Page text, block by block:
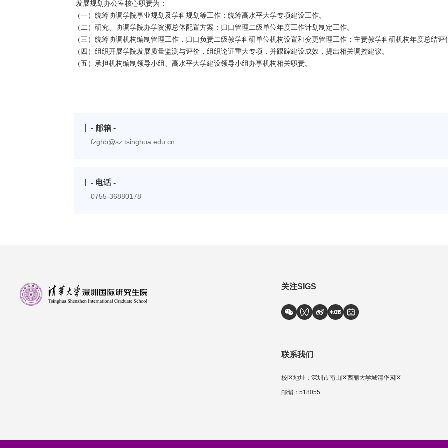
发展规划办公室核心职责为：
（一）统筹协调学院事业规划及学科规划等工作；统筹高水平大学专项建设工作。
（二）研究、协调学院办学资源总体配置方案；归口管理二级单位年度工作计划制定工作。
（三）统筹协调机构编制管理工作，归口负责二级教学科研单位机构设置和变更管理工作；主责教学科研机构年度总结评
（四）组织开展学院发展质量监测与评价，组织论证重大专项，并跟踪建设成效，提出相关调控建议。
（五）承担机构编制领导小组、高水平大学建设领导小组办事机构相关职责。
- 邮箱 -
fzghb@sz.tsinghua.edu.cn
- 电话 -
0755-36880178
关注SIGS
联系我们
校区地址：深圳市南山区西丽大学城清华园区
邮编：518055